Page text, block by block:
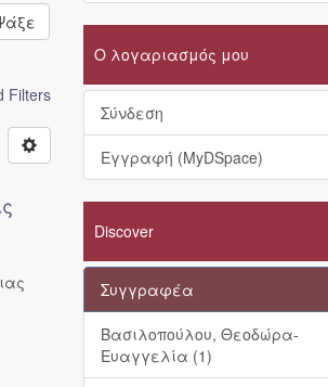
Filters
Ο λογαριασμός μου
Σύνδεση
Εγγραφή (MyDSpace)
Discover
Συγγραφέα
Βασιλοπούλου, Θεοδώρα-
Ευαγγελία (1)